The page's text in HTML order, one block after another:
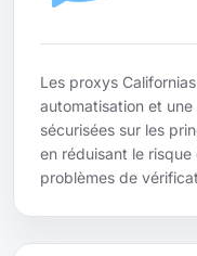
Les proxys
automatisation et
sécurisées sur les
en réduisant le
problèmes de